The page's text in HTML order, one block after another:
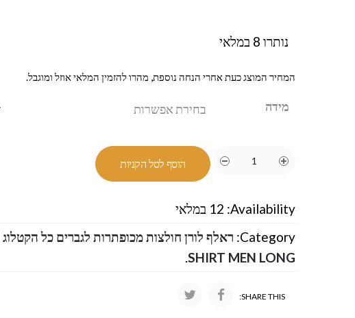
נותרו 8 במלאי
המחיר המוצג כעת אחרי הנחה נוספת, מהרו להזמין המלאי אוזל ומוגבל.
מידה
הוסף לסל הקניות
Availability: 12 במלאי
Category:
SHIRT MEN LONG
.
SHARE THIS: